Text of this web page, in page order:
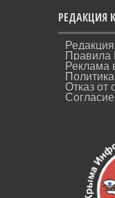
РЕДАКЦИЯ
Редакция
Реклама
Отказ от